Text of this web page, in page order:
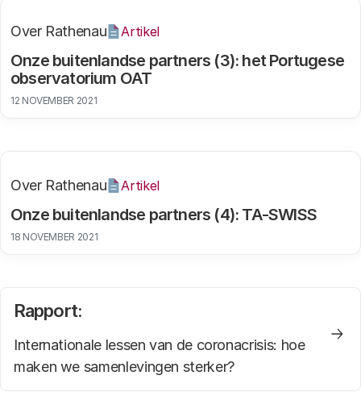
Scientific Council for Government Policy
Parliament
Instituut
Instituut
General discussion
the Rathenau Instituut
Onze buitenlandse partners (3): het Portugese
observatorium OAT
Over Rathenau Artikel
12 NOVEMBER 2021
Onze buitenlandse partners (4): TA-SWISS
Over Rathenau Artikel
18 NOVEMBER 2021
Rapport:
Internationale lessen van de coronacrisis: hoe
maken we samenlevingen sterker?